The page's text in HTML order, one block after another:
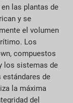
las plantas de
y se
el volumen
Los
compuestos
los sistemas de
de
la máxima
del